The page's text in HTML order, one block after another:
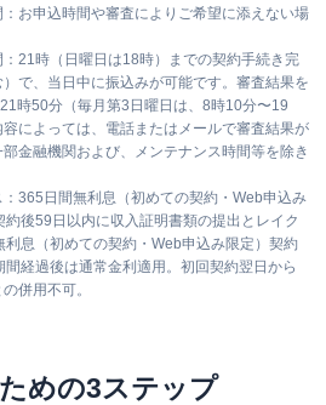
お申込時間や審査によりご希望に添えない場
21時（日曜日は18時）までの契約手続き完
で、当日中に振込みが可能です。審査結果を
時50分（毎月第3日曜日は、8時10分〜19
によっては、電話またはメールで審査結果が
金融機関および、メンテナンス時間等を除き
365日間無利息（初めての契約・Web申込み
後59日以内に収入証明書類の提出とレイク
息（初めての契約・Web申込み限定）契約
経過後は通常金利適用。初回契約翌日から
併用不可。
めの3ステップ